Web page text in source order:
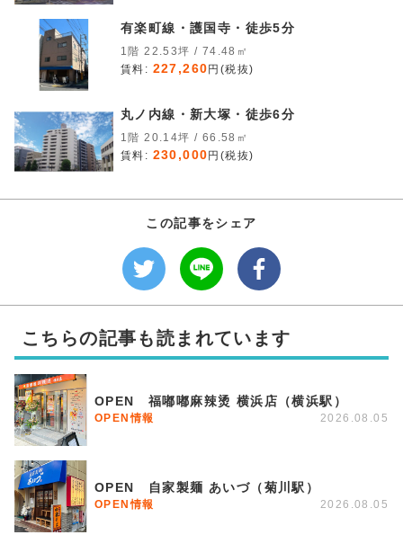
有楽町線・護国寺・徒歩5分
1階 22.53坪 / 74.48㎡
賃料: 227,260 円(税抜)
丸ノ内線・新大塚・徒歩6分
1階 20.14坪 / 66.58㎡
賃料: 230,000 円(税抜)
この記事をシェア
こちらの記事も読まれています
OPEN 福嘟嘟麻辣烫 横浜店（横浜駅）
OPEN情報 2026.08.05
OPEN 自家製麺 あいづ（菊川駅）
OPEN情報 2026.08.05